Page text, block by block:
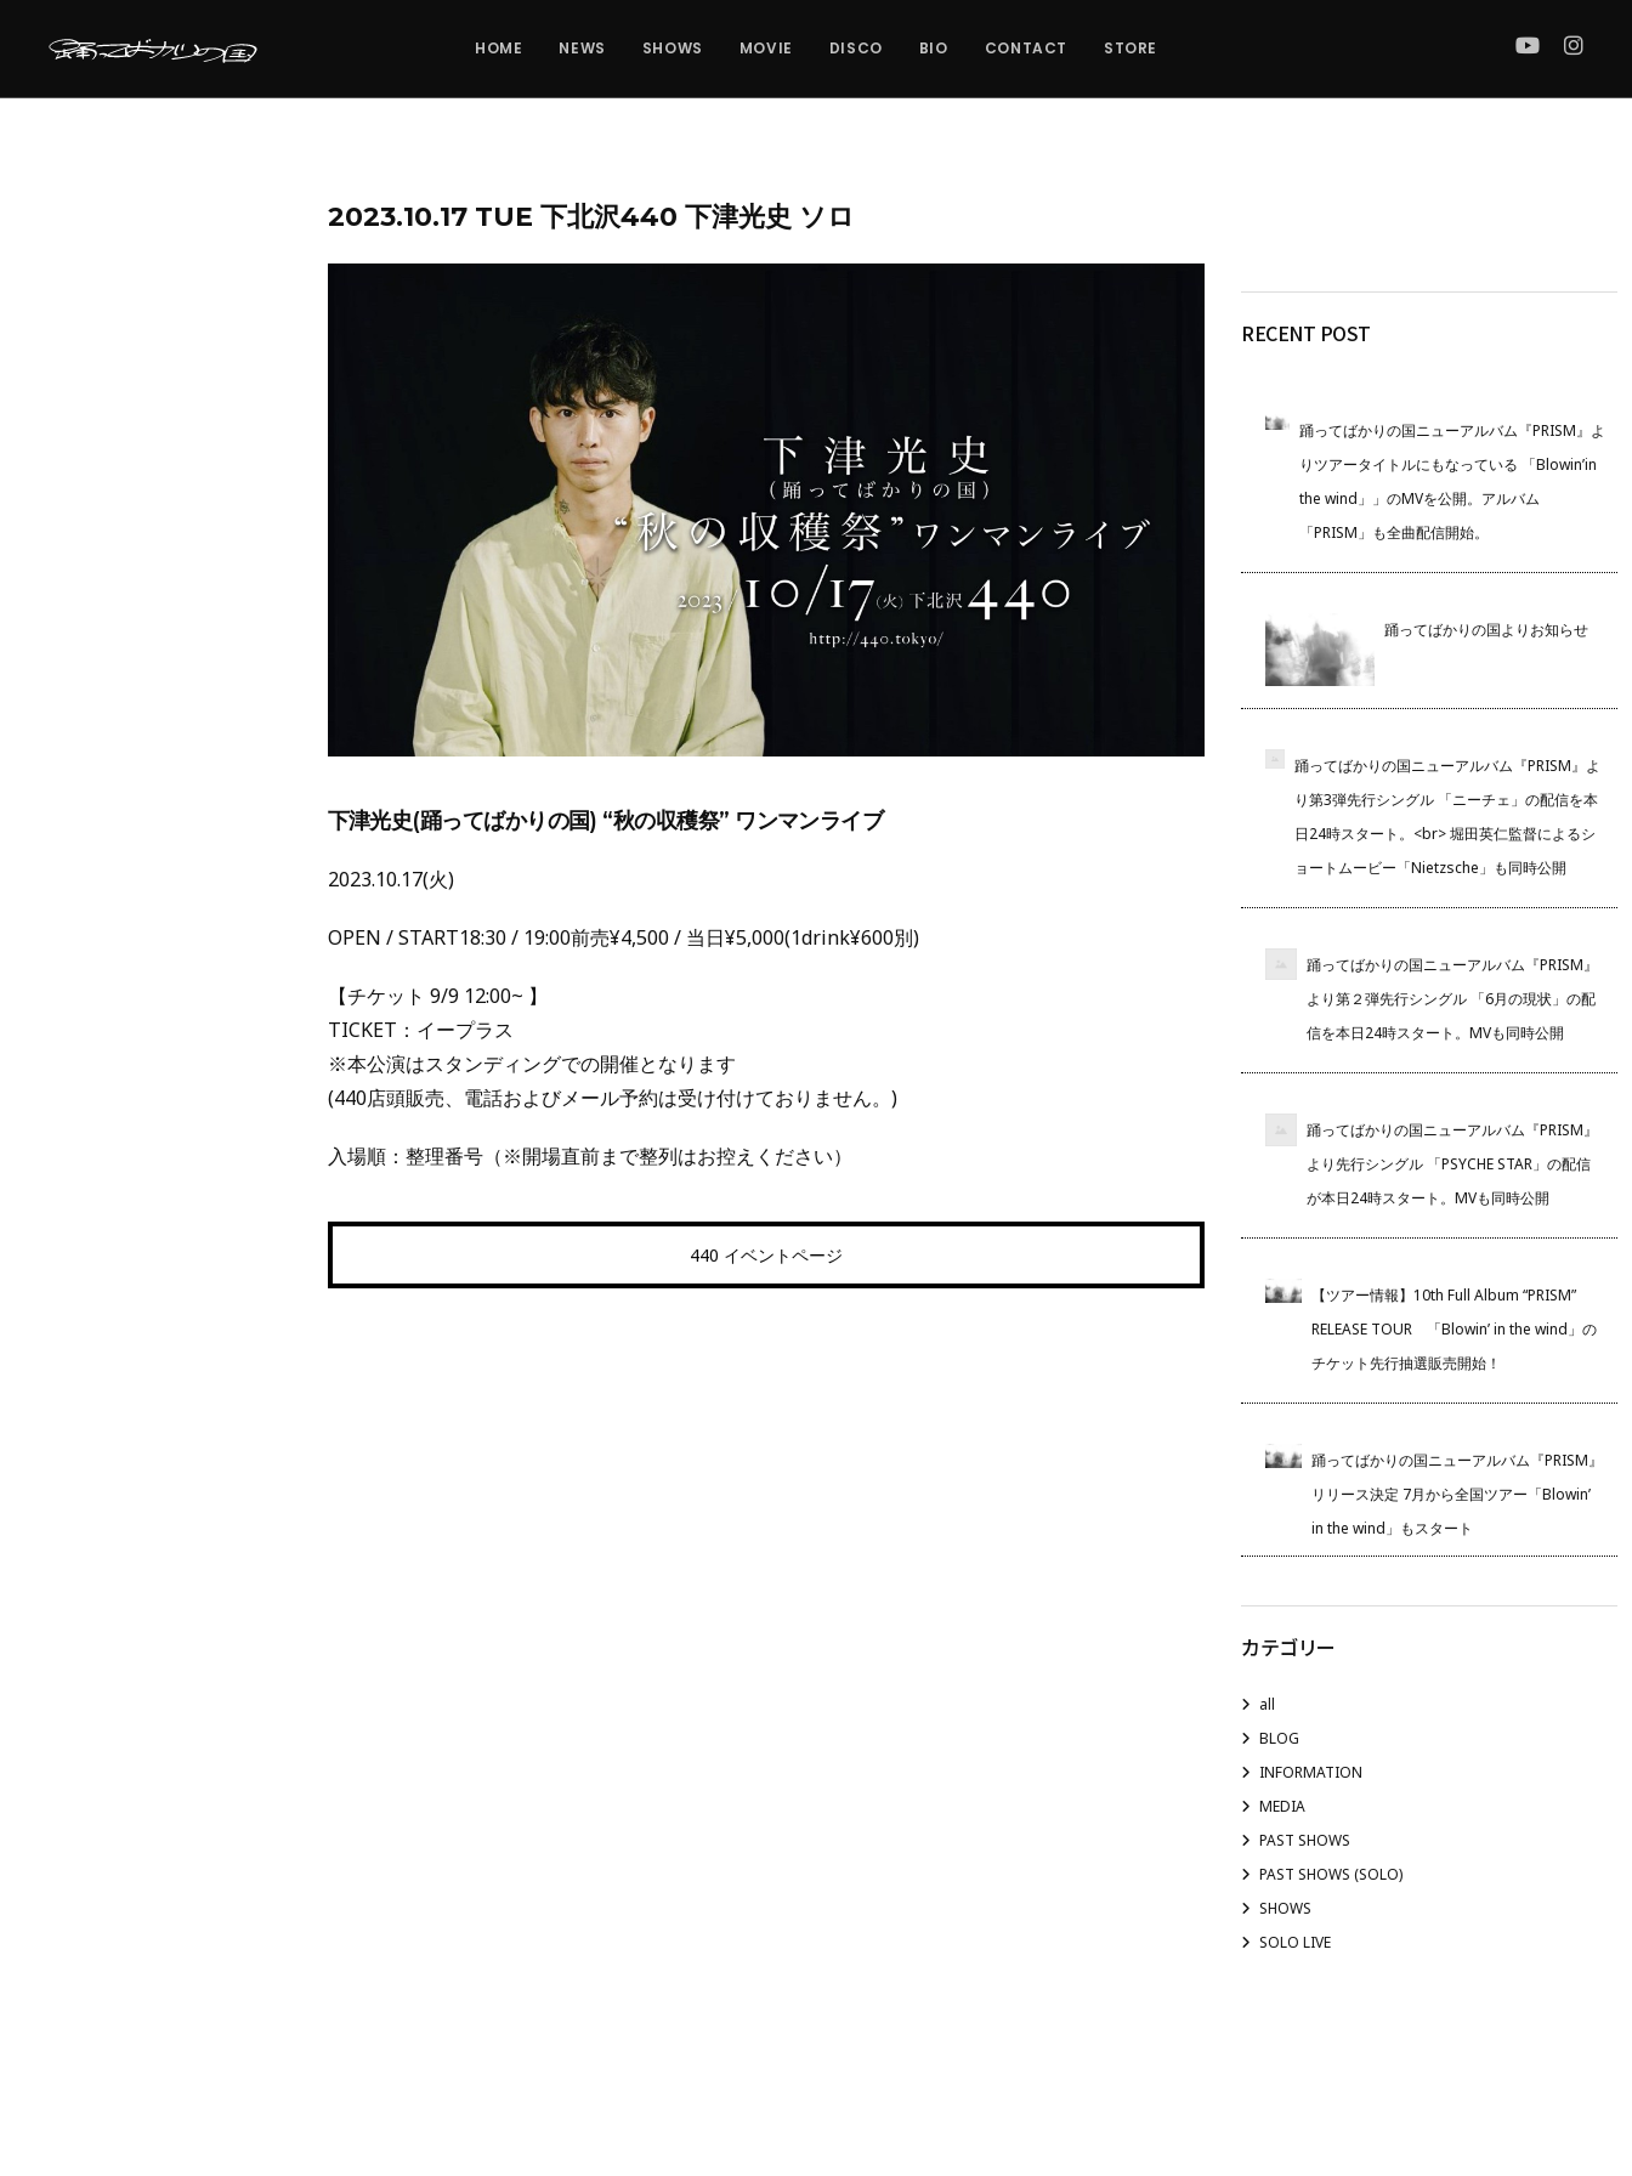
HOME NEWS SHOWS MOVIE DISCO BIO CONTACT STORE
2023.10.17 TUE 下北沢440 下津光史 ソロ
下津光史(踊ってばかりの国) “秋の収穫祭” ワンマンライブ
2023.10.17(火)
OPEN / START18:30 / 19:00前売¥4,500 / 当日¥5,000(1drink¥600別)
【チケット 9/9 12:00~ 】
TICKET：イープラス
※本公演はスタンディングでの開催となります
(440店頭販売、電話およびメール予約は受け付けておりません。)
入場順：整理番号（※開場直前まで整列はお控えください）
440 イベントページ
RECENT POST
踊ってばかりの国ニューアルバム『PRISM』よ
りツアータイトルにもなっている 「Blowin’in
the wind」」のMVを公開。アルバム
「PRISM」も全曲配信開始。
踊ってばかりの国よりお知らせ
踊ってばかりの国ニューアルバム『PRISM』よ
り第3弾先行シングル 「ニーチェ」の配信を本
日24時スタート。<br> 堀田英仁監督によるシ
ョートムービー「Nietzsche」も同時公開
踊ってばかりの国ニューアルバム『PRISM』
より第２弾先行シングル 「6月の現状」の配
信を本日24時スタート。MVも同時公開
踊ってばかりの国ニューアルバム『PRISM』
より先行シングル 「PSYCHE STAR」の配信
が本日24時スタート。MVも同時公開
【ツアー情報】10th Full Album “PRISM”
RELEASE TOUR 「Blowin’ in the wind」の
チケット先行抽選販売開始！
踊ってばかりの国ニューアルバム『PRISM』
リリース決定 7月から全国ツアー「Blowin’
in the wind」もスタート
カテゴリー
all
BLOG
INFORMATION
MEDIA
PAST SHOWS
PAST SHOWS (SOLO)
SHOWS
SOLO LIVE